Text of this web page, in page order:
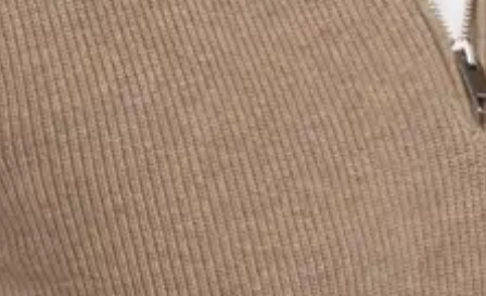
Vice-président, developpement de l'entreprise
LinkedIn